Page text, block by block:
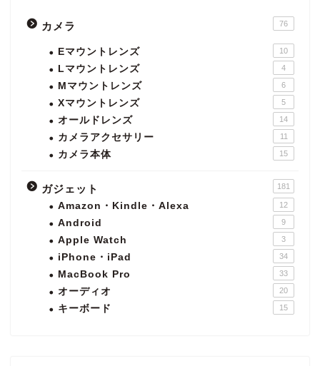
カメラ 76
Eマウントレンズ 10
Lマウントレンズ 4
Mマウントレンズ 6
Xマウントレンズ 5
オールドレンズ 14
カメラアクセサリー 11
カメラ本体 15
ガジェット 181
Amazon・Kindle・Alexa 12
Android 9
Apple Watch 3
iPhone・iPad 34
MacBook Pro 33
オーディオ 20
キーボード 15